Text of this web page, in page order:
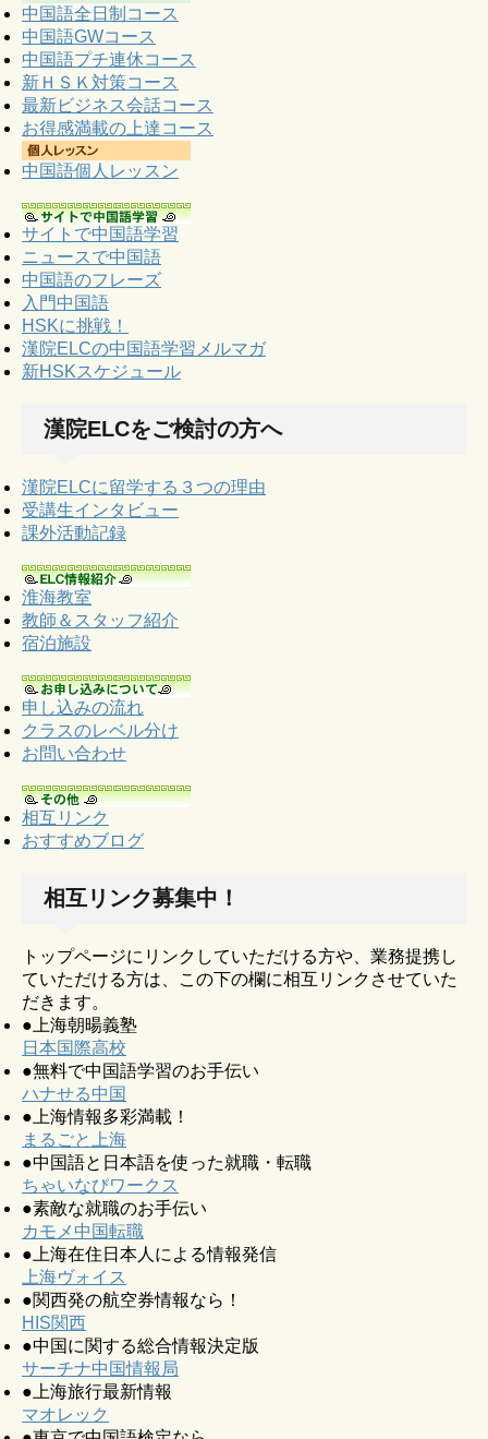
中国語全日制コース
中国語GWコース
中国語プチ連休コース
新ＨＳＫ対策コース
最新ビジネス会話コース
お得感満載の上達コース
中国語個人レッスン
サイトで中国語学習
ニュースで中国語
中国語のフレーズ
入門中国語
HSKに挑戦！
漢院ELCの中国語学習メルマガ
新HSKスケジュール
漢院ELCをご検討の方へ
漢院ELCに留学する３つの理由
受講生インタビュー
課外活動記録
淮海教室
教師＆スタッフ紹介
宿泊施設
申し込みの流れ
クラスのレベル分け
お問い合わせ
相互リンク
おすすめブログ
相互リンク募集中！
トップページにリンクしていただける方や、業務提携し
ていただける方は、この下の欄に相互リンクさせていた
だきます。
●上海朝暘義塾
日本国際高校
●無料で中国語学習のお手伝い
ハナせる中国
●上海情報多彩満載！
まるごと上海
●中国語と日本語を使った就職・転職
ちゃいなびワークス
●素敵な就職のお手伝い
カモメ中国転職
●上海在住日本人による情報発信
上海ヴォイス
●関西発の航空券情報なら！
HIS関西
●中国に関する総合情報決定版
サーチナ中国情報局
●上海旅行最新情報
マオレック